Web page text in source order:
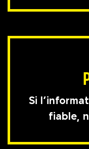
Si
fiable,